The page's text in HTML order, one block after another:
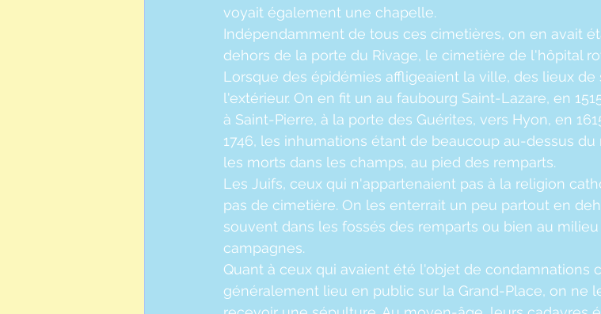
voyait également une chapelle.
Indépendamment de tous ces cimetières, on en avait
dehors de la porte du Rivage, le cimetière de l'hôpital
Lorsque des épidémies affligeaient la ville, des lieux
l'extérieur. On en fit un au faubourg Saint-Lazare, en
à Saint-Pierre, à la porte des Guérites, vers Hyon, en
1746, les inhumations étant de beaucoup au-dessus
les morts dans les champs, au pied des remparts.
Les Juifs, ceux qui n'appartenaient pas à la religion
pas de cimetière. On les enterrait un peu partout en
souvent dans les fossés des remparts ou bien au
campagnes.
Quant à ceux qui avaient été l'objet de condamnations
généralement lieu en public sur la Grand-Place, on ne